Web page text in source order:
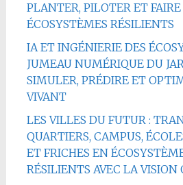
PLANTER, PILOTER ET
ÉCOSYSTÈMES RÉSILIENTS
IA ET INGÉNIERIE DES
JUMEAU NUMÉRIQUE DU
SIMULER, PRÉDIRE ET
VIVANT
LES VILLES DU FUTUR :
QUARTIERS, CAMPUS,
ET FRICHES EN
RÉSILIENTS AVEC LA